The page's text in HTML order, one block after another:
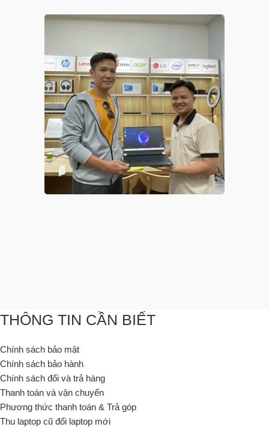
THÔNG TIN CẦN BIẾT
Chính sách bảo mật
Chính sách bảo hành
Chính sách đổi và trả hàng
Thanh toán và vận chuyển
Phương thức thanh toán & Trả góp
Thu laptop cũ đổi laptop mới